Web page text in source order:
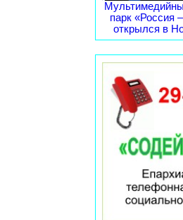
парк «Россия
открылся в